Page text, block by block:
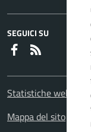
SEGUICI SU
Faceboook
Statistiche web
Mappa del sito